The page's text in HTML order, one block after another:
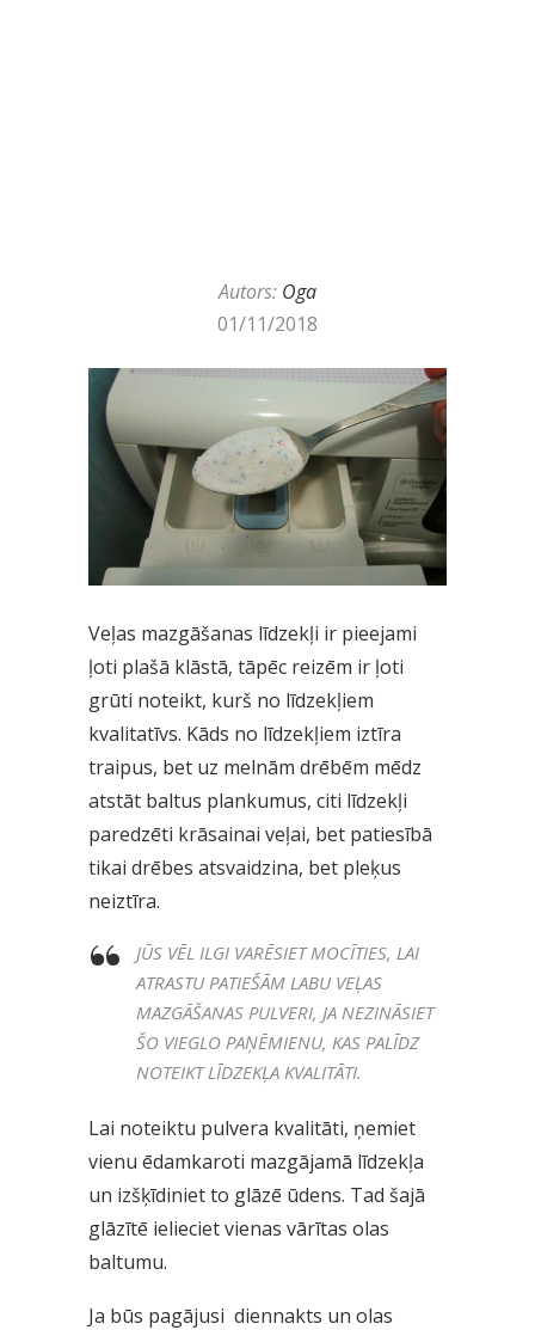
Autors: Oga
01/11/2018
Veļas mazgāšanas līdzekļi ir pieejami
ļoti plašā klāstā, tāpēc reizēm ir ļoti
grūti noteikt, kurš no līdzekļiem
kvalitatīvs. Kāds no līdzekļiem iztīra
traipus, bet uz melnām drēbēm mēdz
atstāt baltus plankumus, citi līdzekļi
paredzēti krāsainai veļai, bet patiesībā
tikai drēbes atsvaidzina, bet pleķus
neiztīra.
JŪS VĒL ILGI VARĒSIET MOCĪTIES, LAI
ATRASTU PATIEŠĀM LABU VEĻAS
MAZGĀŠANAS PULVERI, JA NEZINĀSIET
ŠO VIEGLO PAŅĒMIENU, KAS PALĪDZ
NOTEIKT LĪDZEKĻA KVALITĀTI.
Lai noteiktu pulvera kvalitāti, ņemiet
vienu ēdamkaroti mazgājamā līdzekļa
un izšķīdiniet to glāzē ūdens. Tad šajā
glāzītē ielieciet vienas vārītas olas
baltumu.
Ja būs pagājusi diennakts un olas